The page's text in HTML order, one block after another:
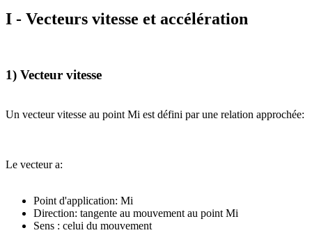
I - Vecteurs vitesse et accélération
1) Vecteur vitesse
Un vecteur vitesse au point Mi est défini par une relation approchée:
Le vecteur a:
Point d'application: Mi
Direction: tangente au mouvement au point Mi
Sens : celui du mouvement